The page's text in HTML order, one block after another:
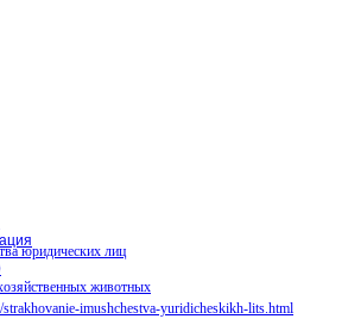
юридических лиц
животных